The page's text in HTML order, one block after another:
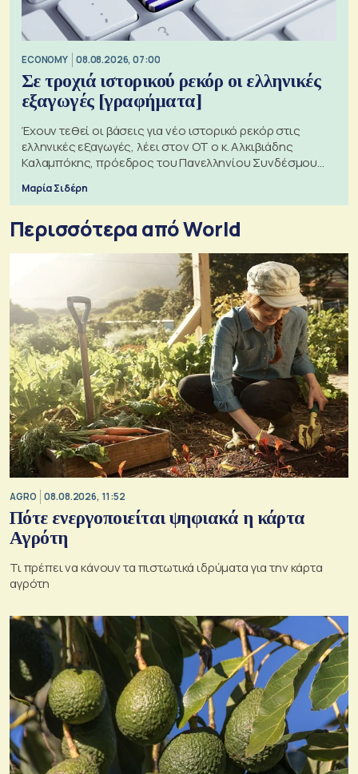
ECONOMY 08.08.2026, 07:00
Σε τροχιά ιστορικού ρεκόρ οι ελληνικές
εξαγωγές [γραφήματα]
Έχουν τεθεί οι βάσεις για νέο ιστορικό ρεκόρ στις
ελληνικές εξαγωγές, λέει στον ΟΤ ο κ. Αλκιβιάδης
Καλαμπόκης, πρόεδρος του Πανελληνίου Συνδέσμου
Μαρία Σιδέρη
Περισσότερα από World
AGRO 08.08.2026, 11:52
Πότε ενεργοποιείται ψηφιακά η κάρτα
Αγρότη
Τι πρέπει να κάνουν τα πιστωτικά ιδρύματα για την κάρτα
αγρότη